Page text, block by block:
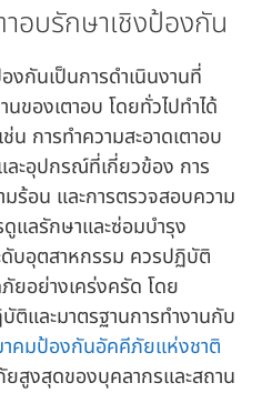
อบรักษาเชิงป้องกัน
งกันเป็นการดำเนินงานที่
ของเตาอบ โดยทั่วไปทำได้
น การทำความสะอาดเตาอบ
ละอุปกรณ์ที่เกี่ยวข้อง การ
ร้อน และการตรวจสอบความ
แลรักษาและซ่อมบำรุง
ดับอุตสาหกรรม ควรปฏิบัติ
ยอย่างเคร่งครัด โดย
ติและมาตรฐานการทำงานกับ
คมป้องกันอัคคีภัยแห่งชาติ
สูงสุดของบุคลากรและสถาน